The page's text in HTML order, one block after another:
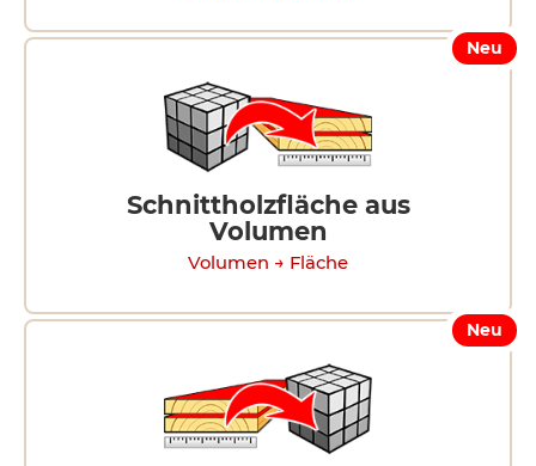
Neu
Schnittholzfläche aus
Volumen
Volumen → Fläche
Neu